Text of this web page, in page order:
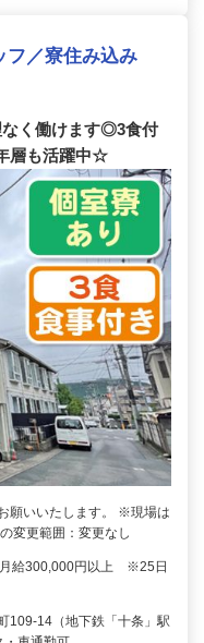
フ／寮住み込み
なく働けます◎3食付
層も活躍中☆
願いいたします。 ※現場は
変更範囲：変更なし
給300,000円以上 ※25日
109-14（地下鉄「十条」駅